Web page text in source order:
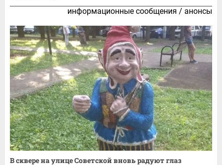
информационные сообщения / анонсы
В сквере на улице Советской вновь радуют глаз